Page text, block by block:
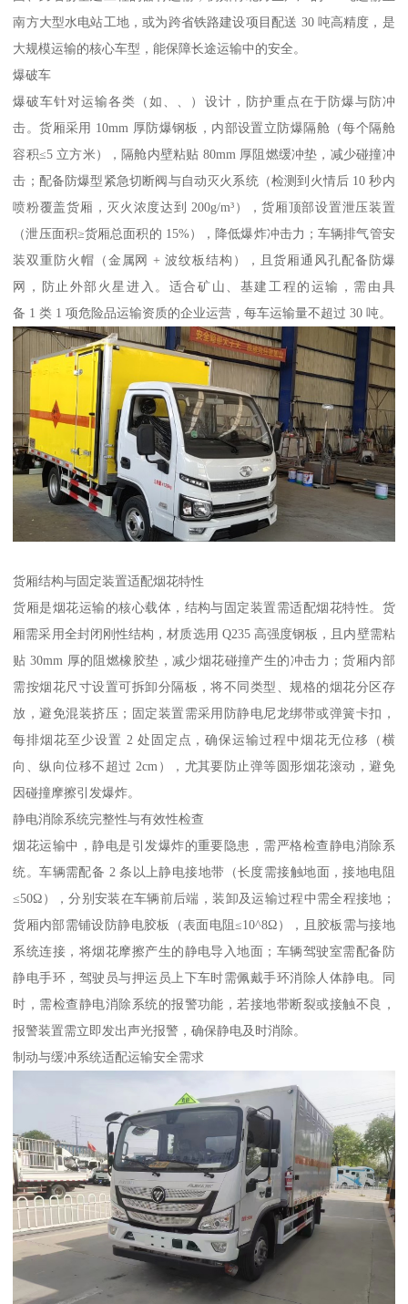
南方大型水电站工地，或为跨省铁路建设项目配送 30 吨高精度，是
大规模运输的核心车型，能保障长途运输中的安全。​
爆破车​
爆破车针对运输各类（如、、）设计，防护重点在于防爆与防冲
击。货厢采用 10mm 厚防爆钢板，内部设置立防爆隔舱（每个隔舱
容积≤5 立方米），隔舱内壁粘贴 80mm 厚阻燃缓冲垫，减少碰撞冲
击；配备防爆型紧急切断阀与自动灭火系统（检测到火情后 10 秒内
喷粉覆盖货厢，灭火浓度达到 200g/m³），货厢顶部设置泄压装置
（泄压面积≥货厢总面积的 15%），降低爆炸冲击力；车辆排气管安
装双重防火帽（金属网 + 波纹板结构），且货厢通风孔配备防爆
网，防止外部火星进入。适合矿山、基建工程的运输，需由具
备 1 类 1 项危险品运输资质的企业运营，每车运输量不超过 30 吨。​
货厢结构与固定装置适配烟花特性​
货厢是烟花运输的核心载体，结构与固定装置需适配烟花特性。货
厢需采用全封闭刚性结构，材质选用 Q235 高强度钢板，且内壁需粘
贴 30mm 厚的阻燃橡胶垫，减少烟花碰撞产生的冲击力；货厢内部
需按烟花尺寸设置可拆卸分隔板，将不同类型、规格的烟花分区存
放，避免混装挤压；固定装置需采用防静电尼龙绑带或弹簧卡扣，
每排烟花至少设置 2 处固定点，确保运输过程中烟花无位移（横
向、纵向位移不超过 2cm），尤其要防止弹等圆形烟花滚动，避免
因碰撞摩擦引发爆炸。​
静电消除系统完整性与有效性检查​
烟花运输中，静电是引发爆炸的重要隐患，需严格检查静电消除系
统。车辆需配备 2 条以上静电接地带（长度需接触地面，接地电阻
≤50Ω），分别安装在车辆前后端，装卸及运输过程中需全程接地；
货厢内部需铺设防静电胶板（表面电阻≤10^8Ω），且胶板需与接地
系统连接，将烟花摩擦产生的静电导入地面；车辆驾驶室需配备防
静电手环，驾驶员与押运员上下车时需佩戴手环消除人体静电。同
时，需检查静电消除系统的报警功能，若接地带断裂或接触不良，
报警装置需立即发出声光报警，确保静电及时消除。​
制动与缓冲系统适配运输安全需求​